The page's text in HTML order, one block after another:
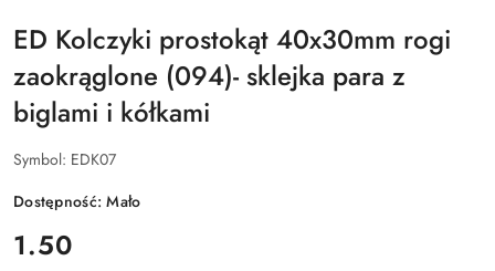
ED Kolczyki prostokąt 40x30mm rogi
zaokrąglone (094)- sklejka para z
biglami i kółkami
Symbol: EDK07
Dostępność:Mało
cena:
1.50